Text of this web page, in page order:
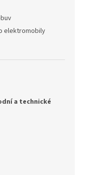
elektromobily
a technické